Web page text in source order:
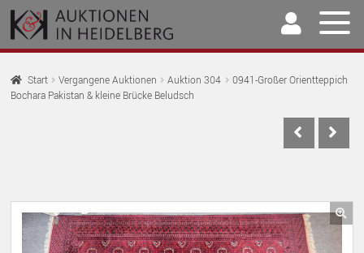
Zur
Navigation
springen
Springe
zum
Inhalt
Home
Unser Team
Start Vergangene Auktionen Auktion 304
0941-Großer Orientteppich
Bochara Pakistan & kleine Brücke Beludsch
🔍